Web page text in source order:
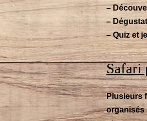
–
–
– Quiz et
Safari
Plusieurs
organisés